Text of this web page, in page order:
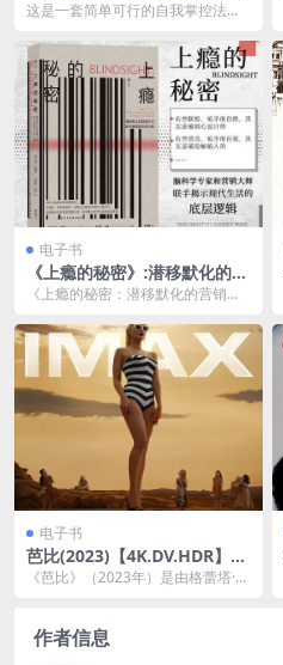
我掌控法则》[共8册]
这是一套简单可行的自我掌控法
括《小习惯》《弹性...
电子书
《上瘾的秘密》:潜移默化的营
销方式如何重塑我们的大脑
《上瘾的秘密：潜移默化的营销方
作者马特·约翰逊和普...
电子书
芭比(2023)【4K.DV.HDR】
【高码率】【外挂简中】【喜
《芭比》（2023年）是由格蕾塔·葛
作者信息